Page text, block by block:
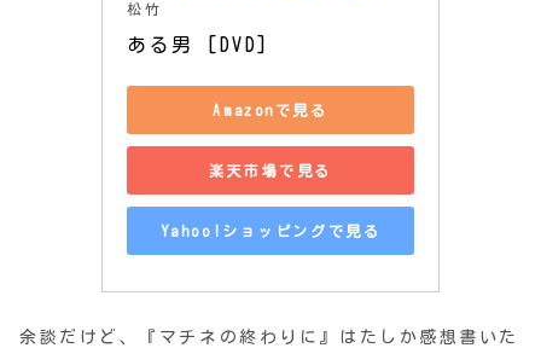
松竹
ある男 [DVD]
Amazonで見る
楽天市場で見る
Yahoo!ショッピングで見る
余談だけど、『マチネの終わりに』はたしか感想書いた